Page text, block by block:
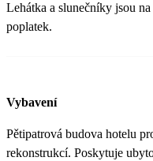
Lehátka a slunečníky jsou
poplatek.
Vybavení
Pětipatrová budova hotelu
rekonstrukcí. Poskytuje